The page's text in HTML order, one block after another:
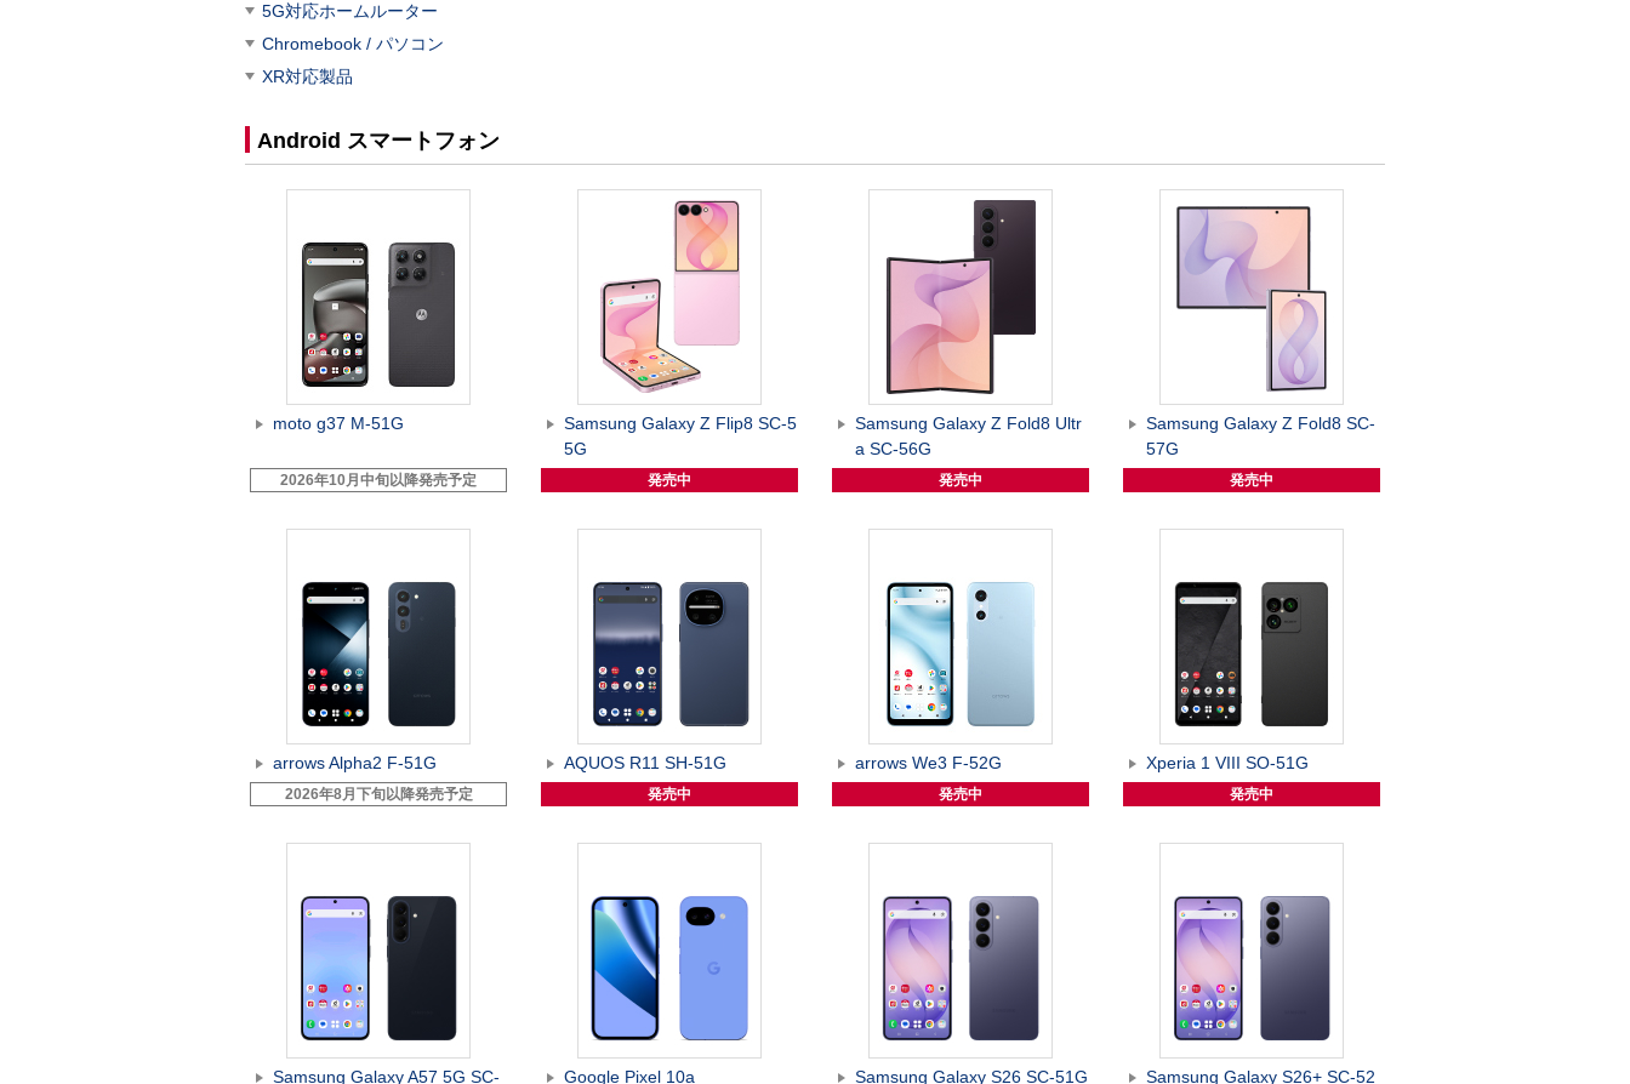
5G対応ホームルーター
Chromebook / パソコン
XR対応製品
Android スマートフォン
moto g37 M-51G
2026年10月中旬以降発売予定
Samsung Galaxy Z Flip8 SC-5
5G
発売中
Samsung Galaxy Z Fold8 Ultr
a SC-56G
発売中
Samsung Galaxy Z Fold8 SC-
57G
発売中
arrows Alpha2 F-51G
2026年8月下旬以降発売予定
AQUOS R11 SH-51G
発売中
arrows We3 F-52G
発売中
Xperia 1 VIII SO-51G
発売中
Samsung Galaxy A57 5G SC-
Google Pixel 10a Samsung Galaxy S26 SC-51G
Samsung Galaxy S26+ SC-52